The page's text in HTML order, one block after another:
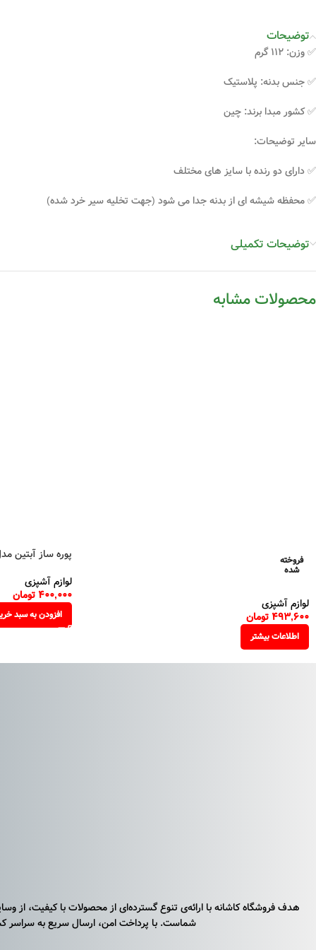
توضیحات
✅ وزن: ۱۱۲ گرم
✅ جنس بدنه: پلاستیک
✅ کشور مبدا برند: چین
سایر توضیحات:
✅ دارای دو رنده با سایز های مختلف
✅ محفظه شیشه ای از بدنه جدا می شود (جهت تخلیه سیر خرد شده)
توضیحات تکمیلی
محصولات مشابه
فروخته
شده
لوازم آشپزی
493,600تومان
اطلاعات بیشتر
پوره ساز آبتین مدل
لوازم آشپزی
400,000تومان
افزودن به سبد
هدف فروشگاه کاشانه با ارائه‌ی تنوع گسترده‌ای از محصولات با کیفیت، از
شماست. با پرداخت امن، ارسال سریع به سراسر